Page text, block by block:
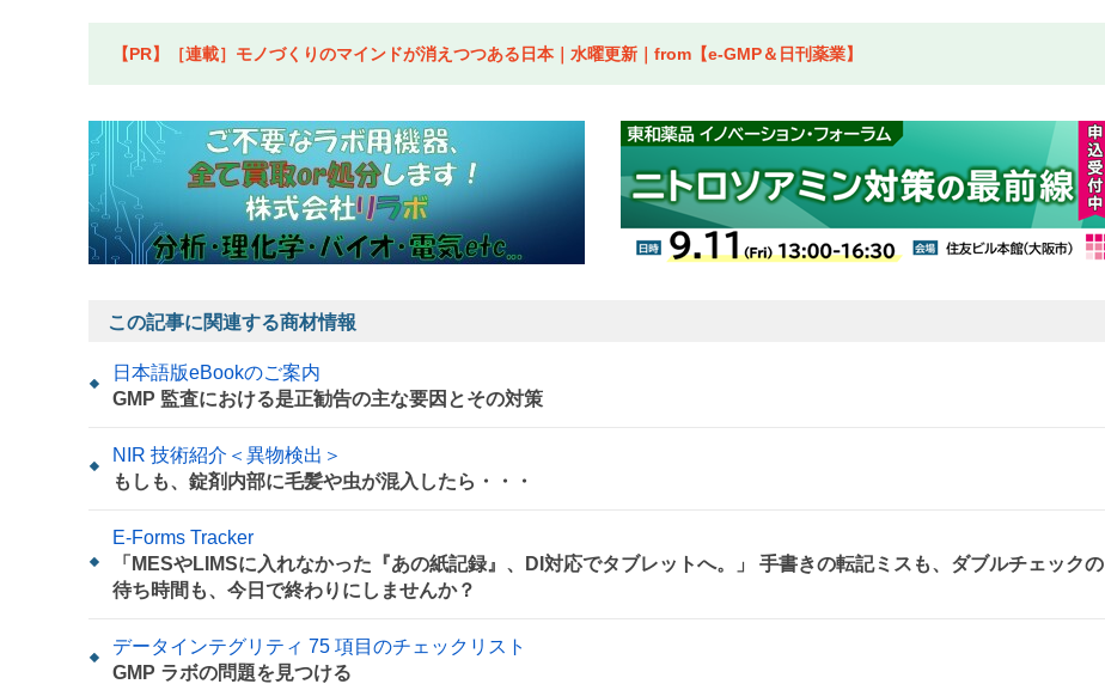
【PR】［連載］モノづくりのマインドが消えつつある日本｜水曜更新｜from【e-GMP＆日刊薬業】
この記事に関連する商材情報
日本語版eBookのご案内
GMP 監査における是正勧告の主な要因とその対策
NIR 技術紹介＜異物検出＞
もしも、錠剤内部に毛髪や虫が混入したら・・・
E-Forms Tracker
「MESやLIMSに入れなかった『あの紙記録』、DI対応でタブレットへ。」 手書きの転記ミスも、ダブルチェックの
待ち時間も、今日で終わりにしませんか？
データインテグリティ 75 項目のチェックリスト
GMP ラボの問題を見つける